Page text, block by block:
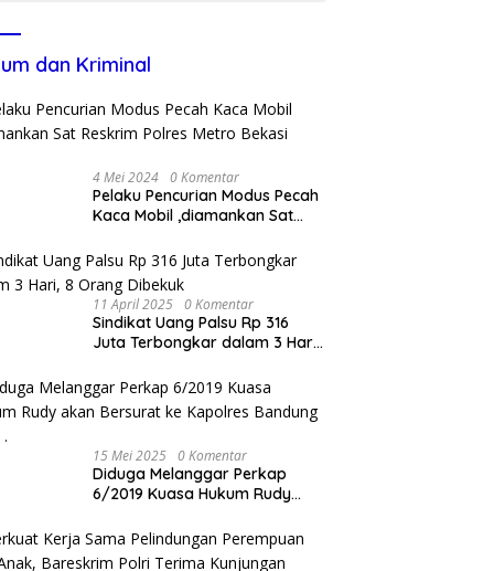
dan Kriminal
4 Mei 2024 0 Komentar
Pelaku Pencurian Modus Pecah
Kaca Mobil ,diamankan Sat
Kota
11 April 2025 0 Komentar
Sindikat Uang Palsu Rp 316
Juta Terbongkar dalam 3 Hari,
15 Mei 2025 0 Komentar
Diduga Melanggar Perkap
6/2019 Kuasa Hukum Rudy
Bandung Kota .